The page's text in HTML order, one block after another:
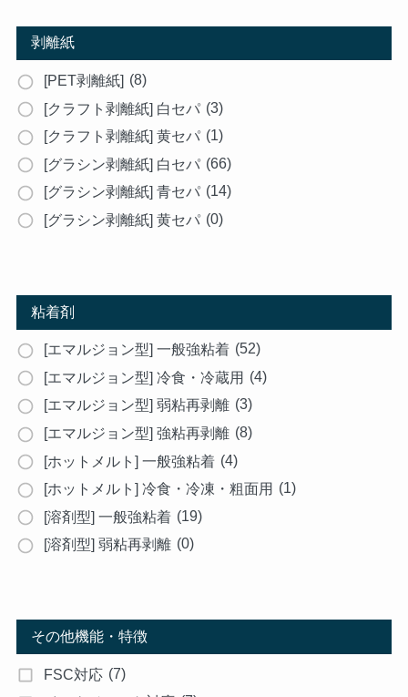
剥離紙
[PET剥離紙] (8)
[クラフト剥離紙] 白セパ (3)
[クラフト剥離紙] 黄セパ (1)
[グラシン剥離紙] 白セパ (66)
[グラシン剥離紙] 青セパ (14)
[グラシン剥離紙] 黄セパ (0)
粘着剤
[エマルジョン型] 一般強粘着 (52)
[エマルジョン型] 冷食・冷蔵用 (4)
[エマルジョン型] 弱粘再剥離 (3)
[エマルジョン型] 強粘再剥離 (8)
[ホットメルト] 一般強粘着 (4)
[ホットメルト] 冷食・冷凍・粗面用 (1)
[溶剤型] 一般強粘着 (19)
[溶剤型] 弱粘再剥離 (0)
その他機能・特徴
FSC対応 (7)